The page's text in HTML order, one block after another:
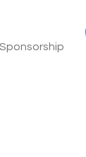
Sponsorship